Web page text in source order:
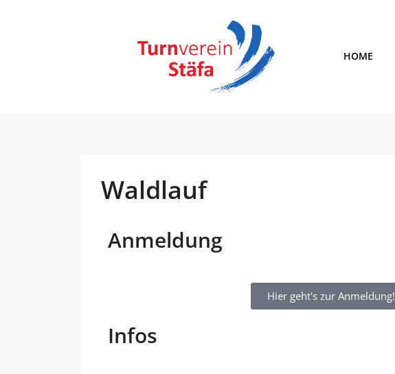
HOME
Waldlauf
Anmeldung
Hier geht's zur Anmeldung!
Infos